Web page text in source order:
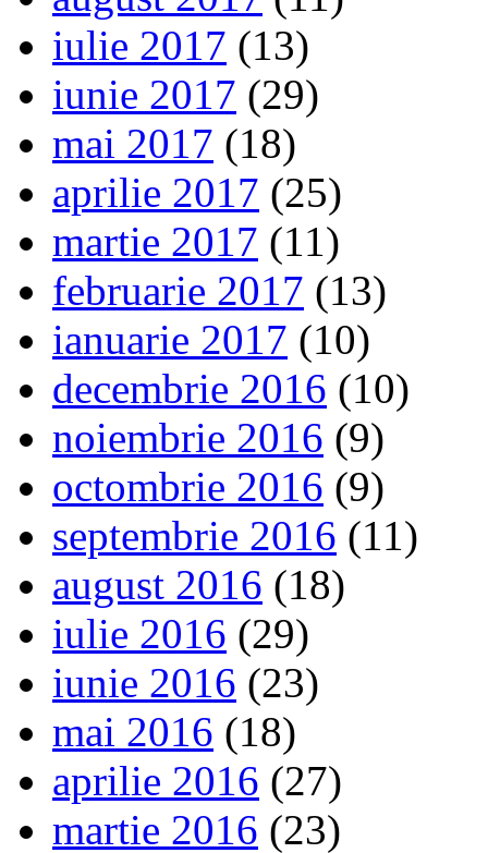
iulie 2017 (13)
iunie 2017 (29)
mai 2017 (18)
aprilie 2017 (25)
martie 2017 (11)
februarie 2017 (13)
ianuarie 2017 (10)
decembrie 2016 (10)
noiembrie 2016 (9)
octombrie 2016 (9)
septembrie 2016 (11)
august 2016 (18)
iulie 2016 (29)
iunie 2016 (23)
mai 2016 (18)
aprilie 2016 (27)
martie 2016 (23)